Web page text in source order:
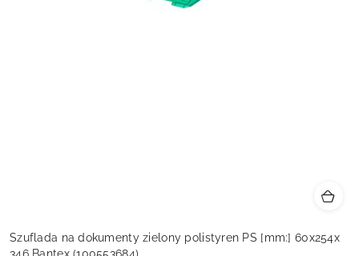
Szuflada na dokumenty zielony polistyren PS [mm:] 60x254x